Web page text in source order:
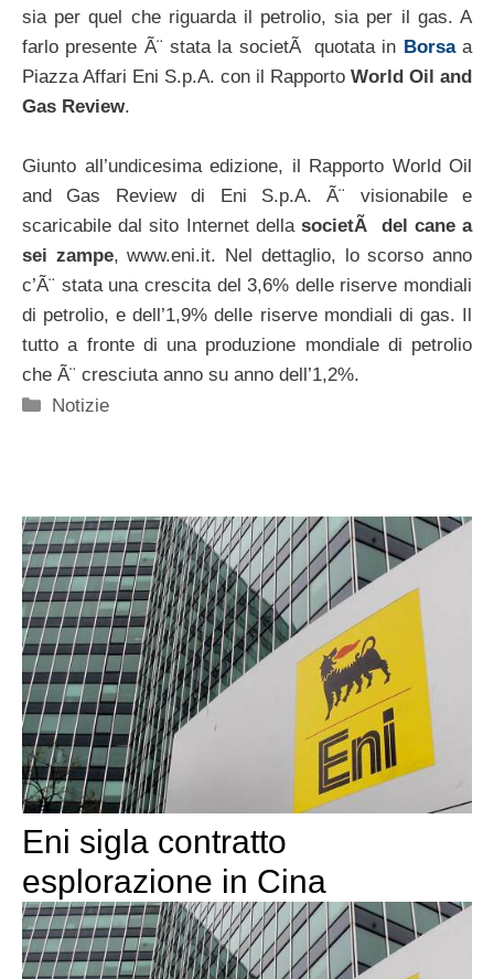
sia per quel che riguarda il petrolio, sia per il gas. A
farlo presente Ã¨ stata la societÃ quotata in Borsaa
Piazza Affari Eni S.p.A. con il Rapporto World Oil and
Gas Review.
Giunto all’undicesima edizione, il Rapporto World Oil
and Gas Review di Eni S.p.A. Ã¨ visionabile e
scaricabile dal sito Internet dellasocietÃ del cane a
sei zampe, www.eni.it. Nel dettaglio, lo scorso anno
c’Ã¨ stata una crescita del 3,6% delle riserve mondiali
di petrolio, e dell’1,9% delle riserve mondiali di gas. Il
tutto a fronte di una produzione mondiale di petrolio
che Ã¨ cresciuta anno su anno dell’1,2%.
Categorie
Notizie
Eni sigla contratto
esplorazione in Cina